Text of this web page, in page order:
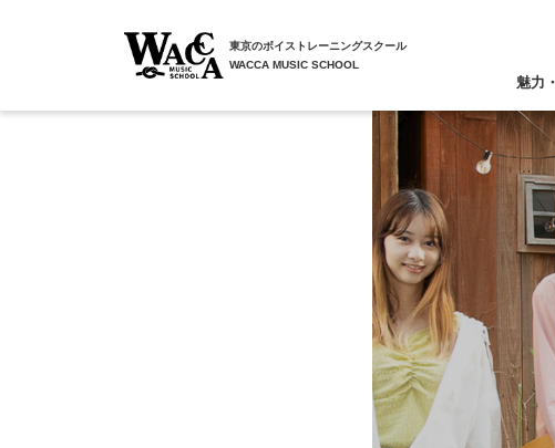
東京のボイストレーニングスクール
WACCA MUSIC SCHOOL
魅力